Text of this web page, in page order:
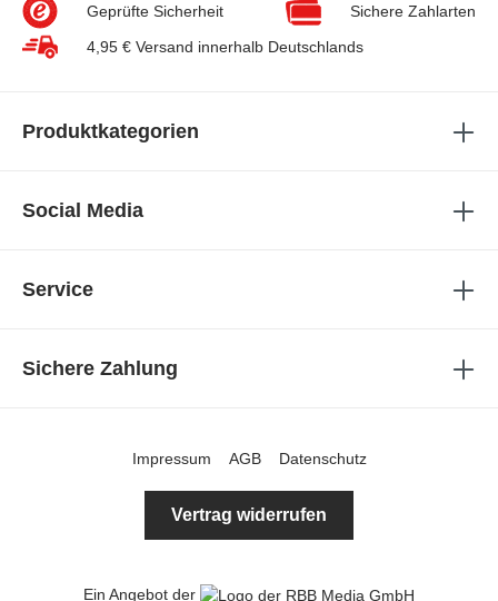
Geprüfte Sicherheit
Sichere Zahlarten
4,95 € Versand innerhalb Deutschlands
Produktkategorien
Social Media
Service
Sichere Zahlung
Ein Angebot der
Impressum AGB Datenschutz
Vertrag widerrufen